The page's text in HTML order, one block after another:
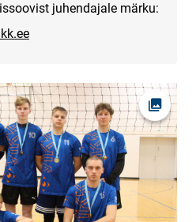
juhendajale märku:
Ava